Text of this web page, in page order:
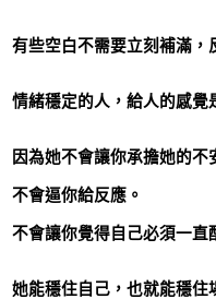
有些空白不需要立刻補滿，
情緒穩定的人，給人的感覺
因為她不會讓你承擔她的不
不會逼你給反應。
不會讓你覺得自己必須一直
她能穩住自己，也就能穩住